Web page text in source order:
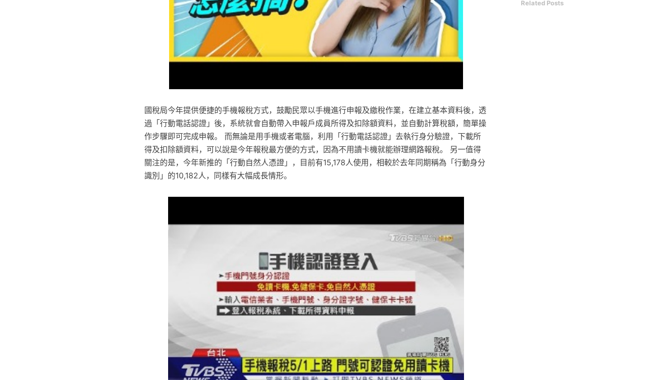
國稅局今年提供便捷的手機報稅方式，鼓勵民眾以手機進行申報及繳稅作業，在建立基本資料後，透
過「行動電話認證」後，系統就會自動帶入申報戶成員所得及扣除額資料，並自動計算稅額，簡單操
作步驟即可完成申報。 而無論是用手機或者電腦，利用「行動電話認證」去執行身分驗證，下載所
得及扣除額資料，可以說是今年報稅最方便的方式，因為不用讀卡機就能辦理網路報稅。 另一值得
關注的是，今年新推的「行動自然人憑證」，目前有15,178人使用，相較於去年同期稱為「行動身分
識別」的10,182人，同樣有大幅成長情形。
Related Posts